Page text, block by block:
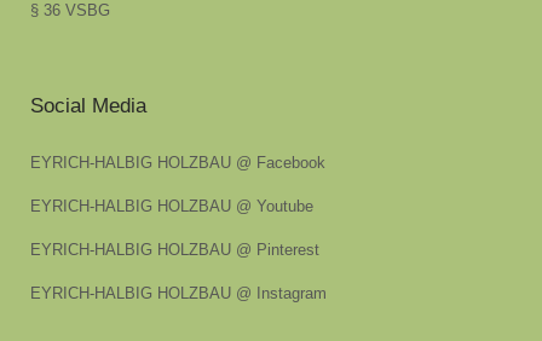
§ 36 VSBG
Social Media
EYRICH-HALBIG HOLZBAU @ Facebook
EYRICH-HALBIG HOLZBAU @ Youtube
EYRICH-HALBIG HOLZBAU @ Pinterest
EYRICH-HALBIG HOLZBAU @ Instagram